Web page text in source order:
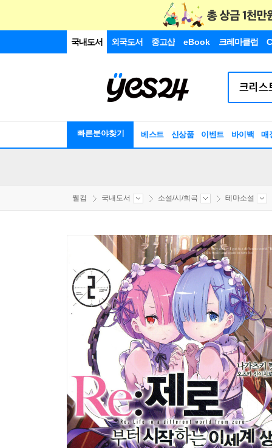
국내도서 외국도서 중고샵 eBook 크레마클럽
빠른분야찾기 베스트 신상품 이벤트 바이백 매
웰컴 국내도서 소설/시/희곡 테마소설